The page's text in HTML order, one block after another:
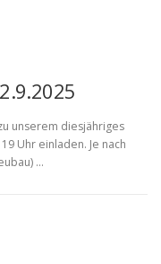
unserem diesjähriges
Uhr einladen. Je nach
…